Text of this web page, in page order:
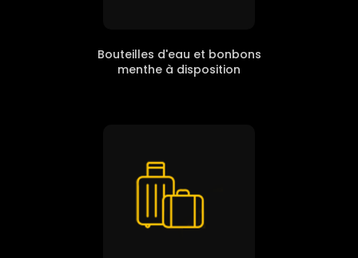
Bouteilles d'eau et bonbons
menthe à disposition